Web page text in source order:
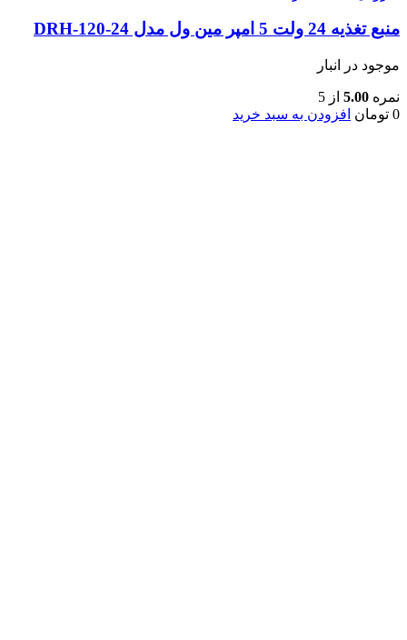
منبع تغذیه 24 ولت 5 امپر مین ول مدل DRH-120-24
موجود در انبار
نمره 5.00 از 5
0 تومان افزودن به سبد خرید